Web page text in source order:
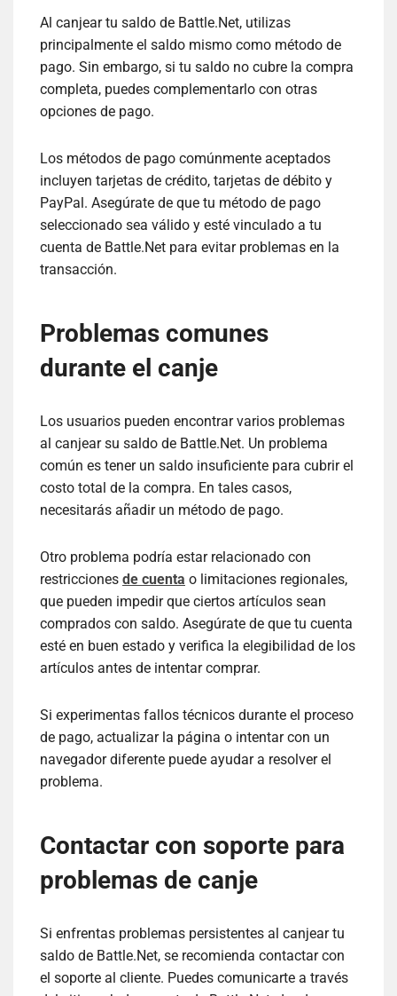
Al canjear tu saldo de Battle.Net, utilizas
principalmente el saldo mismo como método de
pago. Sin embargo, si tu saldo no cubre la compra
completa, puedes complementarlo con otras
opciones de pago.
Los métodos de pago comúnmente aceptados
incluyen tarjetas de crédito, tarjetas de débito y
PayPal. Asegúrate de que tu método de pago
seleccionado sea válido y esté vinculado a tu
cuenta de Battle.Net para evitar problemas en la
transacción.
Problemas comunes
durante el canje
Los usuarios pueden encontrar varios problemas
al canjear su saldo de Battle.Net. Un problema
común es tener un saldo insuficiente para cubrir el
costo total de la compra. En tales casos,
necesitarás añadir un método de pago.
Otro problema podría estar relacionado con
restricciones de cuenta o limitaciones regionales,
que pueden impedir que ciertos artículos sean
comprados con saldo. Asegúrate de que tu cuenta
esté en buen estado y verifica la elegibilidad de los
artículos antes de intentar comprar.
Si experimentas fallos técnicos durante el proceso
de pago, actualizar la página o intentar con un
navegador diferente puede ayudar a resolver el
problema.
Contactar con soporte para
problemas de canje
Si enfrentas problemas persistentes al canjear tu
saldo de Battle.Net, se recomienda contactar con
el soporte al cliente. Puedes comunicarte a través